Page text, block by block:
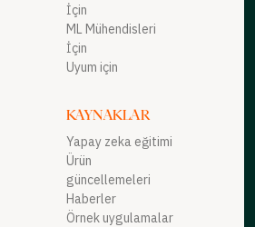
İçin
ML Mühendisleri
İçin
Uyum için
KAYNAKLAR
Yapay zeka eğitimi
Ürün
güncellemeleri
Haberler
Örnek uygulamalar